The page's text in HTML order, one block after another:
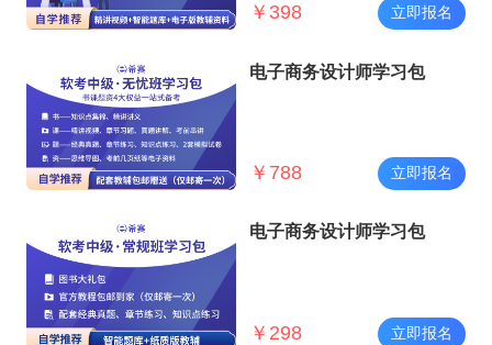
￥ 398 立即报名
电子商务设计师学习包
￥ 788 立即报名
电子商务设计师学习包
￥ 298 立即报名